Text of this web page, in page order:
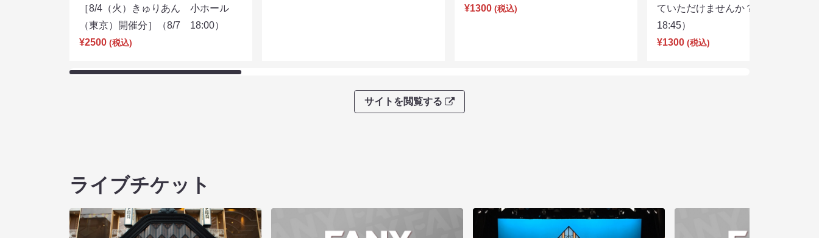
［8/4（火）きゅりあん 小ホール
（東京）開催分］（8/7 18:00）
¥2500 (税込)
¥1300 (税込)
ていただけませんか？（8/7
18:45）
¥1300 (税込)
サイトを閲覧する
ライブチケット